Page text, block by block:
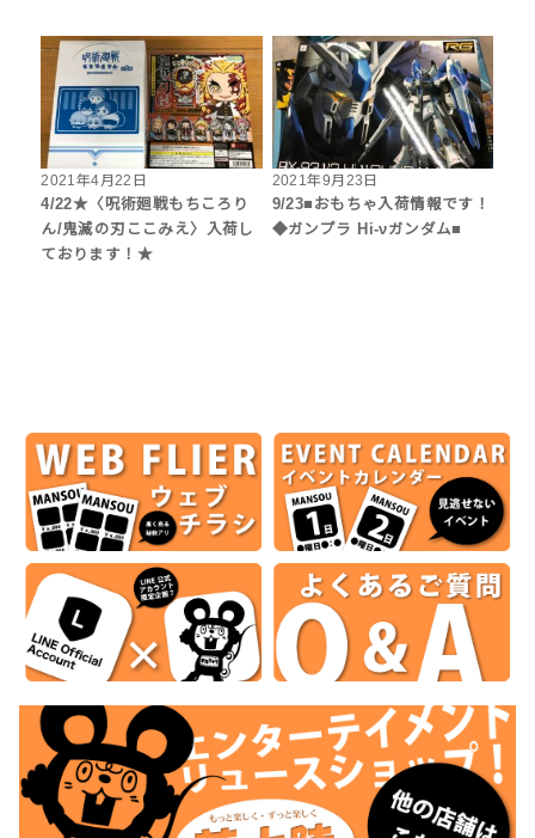
2021年4月22日
4/22★〈呪術廻戦もちころり
ん/鬼滅の刃ここみえ〉入荷し
ております！★
2021年9月23日
9/23■おもちゃ入荷情報です！
◆ガンプラ Hi-νガンダム■